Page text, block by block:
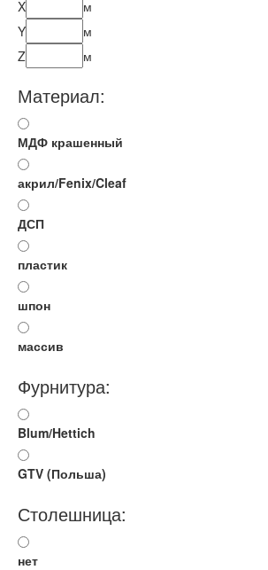
X
м
Y
м
Z
м
Материал:
МДФ крашенный
акрил/Fenix/Cleaf
ДСП
пластик
шпон
массив
Фурнитура:
Blum/Hettich
GTV (Польша)
Столешница:
нет